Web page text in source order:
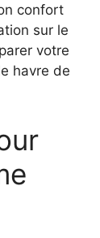
confort
sur le
votre
havre de